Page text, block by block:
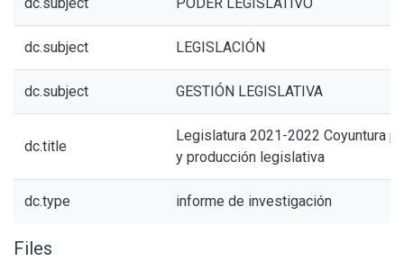
dc.subject LEGISLACIÓN
dc.subject GESTIÓN LEGISLATIVA
dc.title
Legislatura 2021-2022 Coyuntura
y producción legislativa
dc.type informe de investigación
Files